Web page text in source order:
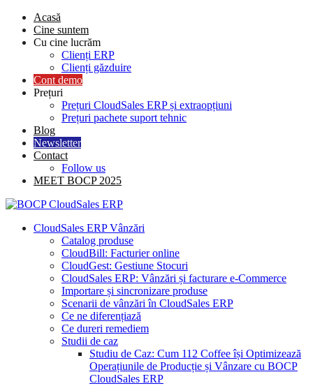
Skip
content
Acasă
Cine suntem
Cu cine lucrăm
Clienți ERP
Clienți găzduire
Cont demo
Prețuri
Prețuri CloudSales ERP și extraopțiuni
Prețuri pachete suport tehnic
Blog
Newsletter
Contact
Follow us
MEET BOCP 2025
CloudSales ERP Vânzări
Catalog produse
CloudBill: Facturier online
CloudGest: Gestiune Stocuri
CloudSales ERP: Vânzări și facturare e-Commerce
Importare și sincronizare produse
Scenarii de vânzări în CloudSales ERP
Ce ne diferențiază
Ce dureri remediem
Studii de caz
Studiu de Caz: Cum 112 Coffee își Optimizează
Operațiunile de Producție și Vânzare cu BOCP
CloudSales ERP